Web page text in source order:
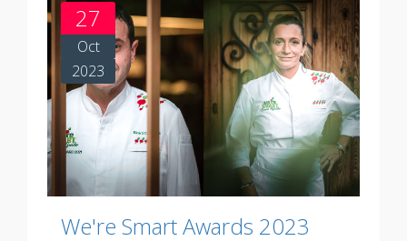
27
Oct
2023
We're Smart Awards 2023